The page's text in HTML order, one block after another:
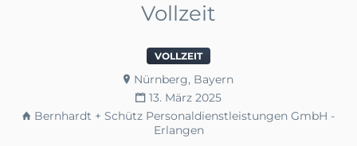
Vollzeit
VOLLZEIT
Nürnberg, Bayern
13. März 2025
Bernhardt + Schütz Personaldienstleistungen GmbH -
Erlangen